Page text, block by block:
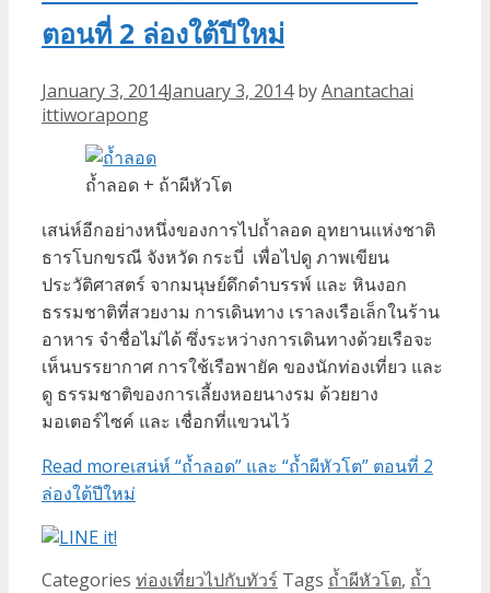
ตอนที่ 2 ล่องใต้ปีใหม่
January 3, 2014January 3, 2014 byAnantachai
ittiworapong
ถ้ำลอด + ถ้าผีหัวโต
เสน่ห์อีกอย่างหนึ่งของการไปถ้ำลอด อุทยานแห่งชาติ
ธารโบกขรณี จังหวัด กระบี่ เพื่อไปดู ภาพเขียน
ประวัติศาสตร์ จากมนุษย์ดึกดำบรรพ์ และ หินงอก
ธรรมชาติที่สวยงาม การเดินทาง เราลงเรือเล็กในร้าน
อาหาร จำชื่อไม่ได้ ซึ่งระหว่างการเดินทางด้วยเรือจะ
เห็นบรรยากาศ การใช้เรือพายัค ของนักท่องเที่ยว และ
ดู ธรรมชาติของการเลี้ยงหอยนางรม ด้วยยาง
มอเตอร์ไซค์ และ เชื่อกที่แขวนไว้
Read moreเสน่ห์ “ถ้ำลอด” และ “ถ้ำผีหัวโต” ตอนที่ 2
ล่องใต้ปีใหม่
Categories ท่องเที่ยวไปกับทัวร์ Tags ถ้ำผีหัวโต, ถ้ำ